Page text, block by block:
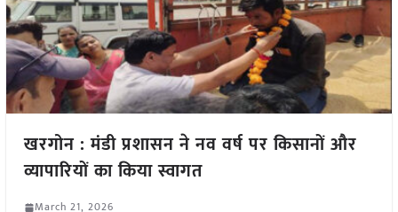
खरगोन : मंडी प्रशासन ने नव वर्ष पर किसानों और
व्यापारियों का किया स्वागत
March 21, 2026